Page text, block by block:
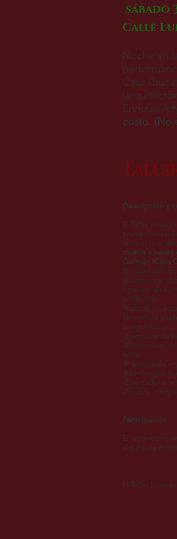
sábado
Calle
Noche en
Casa Cruz
Enrique
costo. (No
Descripción y
El Taller
encuentro
últimas dos
mueve a
Germán (Casa
Tomando
distintos
y pensar en
unidades.
Tópicos de
Estaremos
Integraremos:
-Ejercicios de
-Generación
texto
-Prácticas de
-Monólogos-
-Epectaduría
-Posible
Participación
El laboratorio
alguna de
El Taller